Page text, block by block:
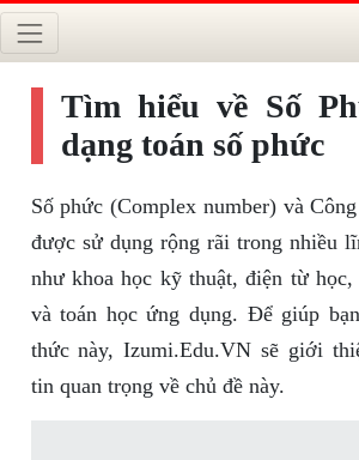
Tìm hiểu về Số
dạng toán số phức
Số phức (Complex number) và
được sử dụng rộng rãi trong nhiều
như khoa học kỹ thuật, điện từ
và toán học ứng dụng. Để giúp
thức này, Izumi.Edu.VN sẽ giới
tin quan trọng về chủ đề này.